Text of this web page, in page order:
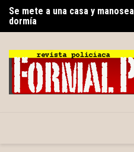
Skip
content
Se mete a una casa y
dormía